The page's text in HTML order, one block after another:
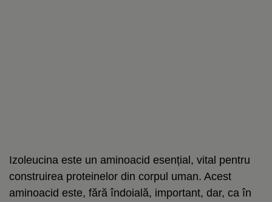
Izoleucina este un aminoacid esențial, vital pentru
construirea proteinelor din corpul uman. Acest
aminoacid este, fără îndoială, important, dar, ca în